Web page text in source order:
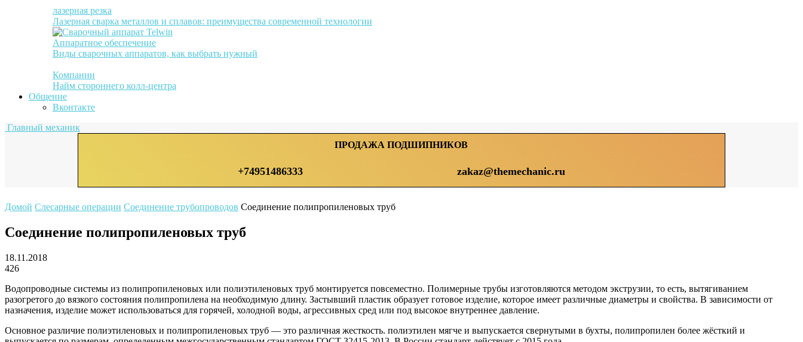
лазерная резка
Лазерная сварка металлов и сплавов: преимущества современной технологии
Аппаратное обеспечение
Виды сварочных аппаратов, как выбрать нужный
Компании
Найм стороннего колл-центра
Общение
Вконтакте
Главный механик
ПРОДАЖА ПОДШИПНИКОВ
+74951486333 zakaz@themechanic.ru
Домой Слесарные операции Соединение трубопроводов Соединение полипропиленовых труб
Соединение полипропиленовых труб
18.11.2018
426
Водопроводные системы из полипропиленовых или полиэтиленовых труб монтируется повсеместно. Полимерные трубы изготовляются методом экструзии, то есть, вытягиванием
разогретого до вязкого состояния полипропилена на необходимую длину. Застывший пластик образует готовое изделие, которое имеет различные диаметры и свойства. В зависимости от
назначения, изделие может использоваться для горячей, холодной воды, агрессивных сред или под высокое внутреннее давление.
Основное различие полиэтиленовых и полипропиленовых труб — это различная жесткость. полиэтилен мягче и выпускается свернутыми в бухты, полипропилен более жёсткий и